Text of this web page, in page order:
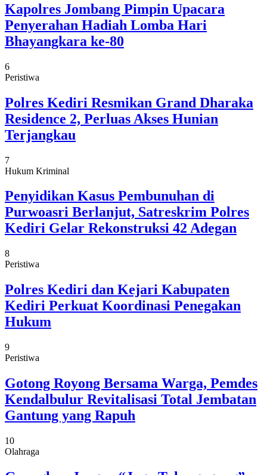
Kapolres Jombang Pimpin Upacara
Penyerahan Hadiah Lomba Hari
Bhayangkara ke-80
6
Peristiwa
Polres Kediri Resmikan Grand Dharaka
Residence 2, Perluas Akses Hunian
Terjangkau
7
Hukum Kriminal
Penyidikan Kasus Pembunuhan di
Purwoasri Berlanjut, Satreskrim Polres
Kediri Gelar Rekonstruksi 42 Adegan
8
Peristiwa
Polres Kediri dan Kejari Kabupaten
Kediri Perkuat Koordinasi Penegakan
Hukum
9
Peristiwa
Gotong Royong Bersama Warga, Pemdes
Kendalbulur Revitalisasi Total Jembatan
Gantung yang Rapuh
10
Olahraga